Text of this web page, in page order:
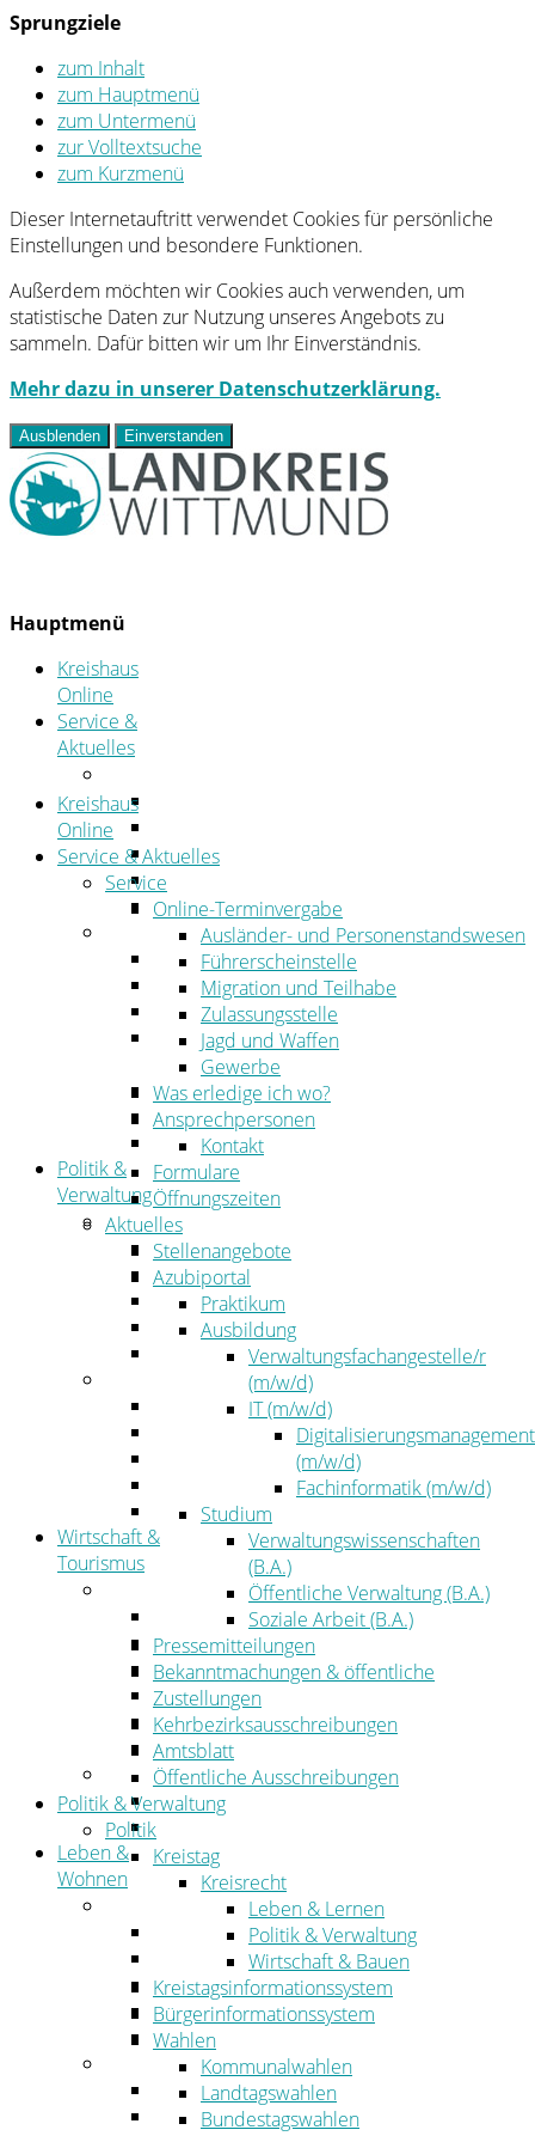
Sprungziele
zum Inhalt
zum Hauptmenü
zum Untermenü
zur Volltextsuche
zum Kurzmenü
Dieser Internetauftritt verwendet Cookies für persönliche
Einstellungen und besondere Funktionen.
Außerdem möchten wir Cookies auch verwenden, um
statistische Daten zur Nutzung unseres Angebots zu
sammeln. Dafür bitten wir um Ihr Einverständnis.
Mehr dazu in unserer Datenschutzerklärung.
Ausblenden Einverstanden
Hauptmenü
Kreishaus
Online
Service &
Aktuelles
Ansprechpersonen
Formulare
Öffnungszeiten
Aktuelles
Stellenangebote
Azubiportal
Pressemitteilungen
Bekanntmachungen & öffentliche
Zustellungen
Kehrbezirksausschreibungen
Amtsblatt
Öffentliche Ausschreibungen
Politik &
Verwaltung
Politik
Kreistag
Kreistagsinformationssystem
Bürgerinformationssystem
Wahlen
Der Landrat
Kommunalaufsicht
Zahlen, Daten, Fakten
Wirtschaft &
Tourismus
Wirtschaftsförderung
Gewerbeflächen und Unternehmen
Arbeitgeberservice
Mobilfunk & Breitband
Straßen- und Radwegebau
Landwirtschaft
Tourismus
Freizeit und Urlaub im Landkreis
Veranstaltungen
Leben &
Wohnen
Migration
Schulen, Bildung, Sport und Kultur
Soziales
Gesundheit
Jugend, Familie und Senioren
Bauen und Planen
Abfall
Kreishaus
Online
Service & Aktuelles
Service
Online-Terminvergabe
Ausländer- und Personenstandswesen
Führerscheinstelle
Migration und Teilhabe
Zulassungsstelle
Jagd und Waffen
Gewerbe
Was erledige ich wo?
Ansprechpersonen
Kontakt
Formulare
Öffnungszeiten
Aktuelles
Stellenangebote
Azubiportal
Praktikum
Ausbildung
Verwaltungsfachangestelle/r
(m/w/d)
IT (m/w/d)
Digitalisierungsmanagement
(m/w/d)
Fachinformatik (m/w/d)
Studium
Verwaltungswissenschaften
(B.A.)
Öffentliche Verwaltung (B.A.)
Soziale Arbeit (B.A.)
Pressemitteilungen
Bekanntmachungen & öffentliche
Zustellungen
Kehrbezirksausschreibungen
Amtsblatt
Öffentliche Ausschreibungen
Politik & Verwaltung
Politik
Kreistag
Kreisrecht
Leben & Lernen
Politik & Verwaltung
Wirtschaft & Bauen
Kreistagsinformationssystem
Bürgerinformationssystem
Wahlen
Kommunalwahlen
Landtagswahlen
Bundestagswahlen